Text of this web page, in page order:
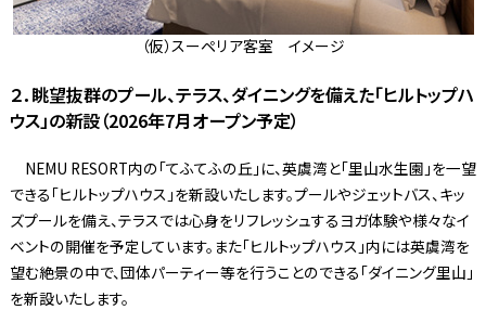
（仮）スーペリア客室 イメージ
２．眺望抜群のプール、テラス、ダイニングを備えた「ヒルトップハ
ウス」の新設（2026年7月オープン予定）
NEMU RESORT内の「てふてふの丘」に、英虞湾と「里山水生園」を一望
できる「ヒルトップハウス」を新設いたします。プールやジェットバス、キッ
ズプールを備え、テラスでは心身をリフレッシュするヨガ体験や様々なイ
ベントの開催を予定しています。また「ヒルトップハウス」内には英虞湾を
望む絶景の中で、団体パーティー等を行うことのできる「ダイニング里山」
を新設いたします。